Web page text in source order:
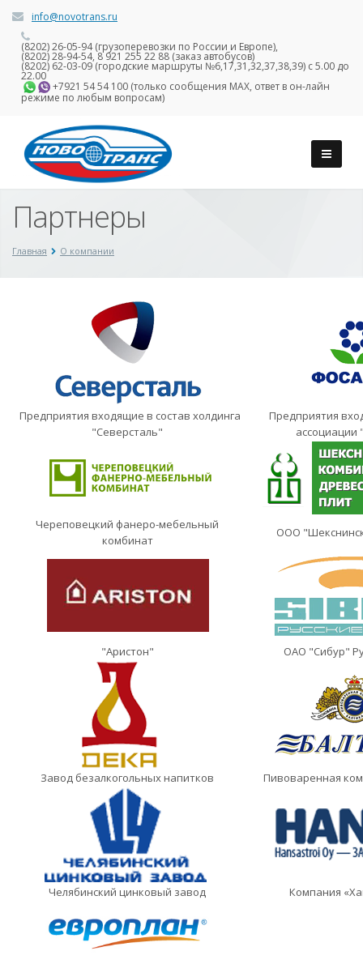
info@novotrans.ru
(8202) 26-05-94 (грузоперевозки по России и Европе),
(8202) 28-94-54, 8 921 255 22 88 (заказ автобусов)
(8202) 62-03-09 (городские маршруты №6,17,31,32,37,38,39) с 5.00 до
22.00
+7921 54 54 100 (только сообщения MAX, ответ в он-лайн
режиме по любым вопросам)
Партнеры
Главная О компании
Предприятия входящие в состав холдинга
"Северсталь"
Предприятия
ассоциации
Череповецкий фанеро-мебельный
комбинат
ООО
"Аристон" ОАО "Сибур"
Завод безалкогольных напитков Пивоваренная
Челябинский цинковый завод Компания